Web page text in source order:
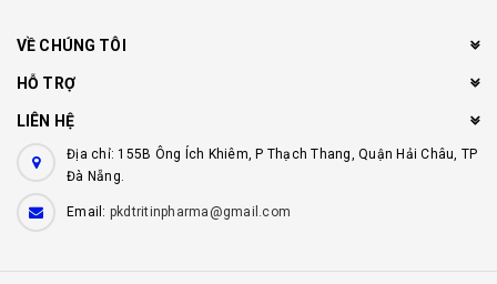
VỀ CHÚNG TÔI
HỖ TRỢ
LIÊN HỆ
Địa chỉ: 155B Ông Ích Khiêm, P Thạch Thang, Quận Hải Châu, TP
Đà Nẵng.
Email: pkdtritinpharma@gmail.com